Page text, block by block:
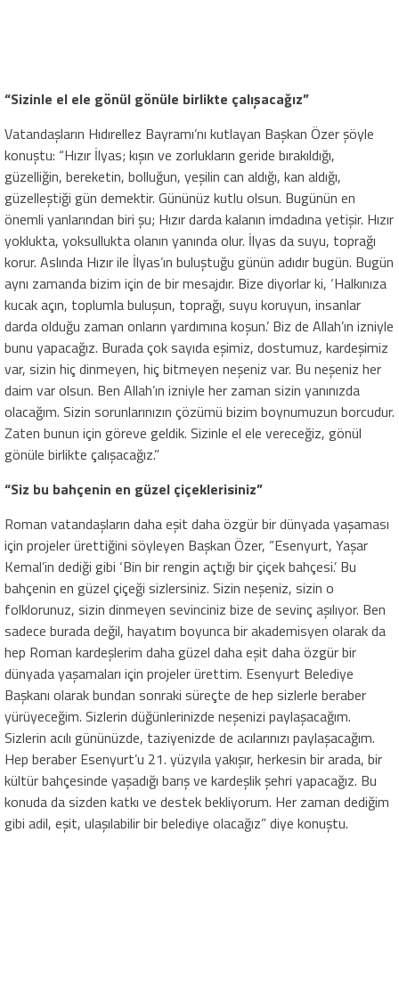
“Sizinle el ele gönül gönüle birlikte çalışacağız”
Vatandaşların Hıdırellez Bayramı’nı kutlayan Başkan Özer şöyle
konuştu: “Hızır İlyas; kışın ve zorlukların geride bırakıldığı,
güzelliğin, bereketin, bolluğun, yeşilin can aldığı, kan aldığı,
güzelleştiği gün demektir. Gününüz kutlu olsun. Bugünün en
önemli yanlarından biri şu; Hızır darda kalanın imdadına yetişir. Hızır
yoklukta, yoksullukta olanın yanında olur. İlyas da suyu, toprağı
korur. Aslında Hızır ile İlyas’ın buluştuğu günün adıdır bugün. Bugün
aynı zamanda bizim için de bir mesajdır. Bize diyorlar ki, ‘Halkınıza
kucak açın, toplumla buluşun, toprağı, suyu koruyun, insanlar
darda olduğu zaman onların yardımına koşun.’ Biz de Allah’ın izniyle
bunu yapacağız. Burada çok sayıda eşimiz, dostumuz, kardeşimiz
var, sizin hiç dinmeyen, hiç bitmeyen neşeniz var. Bu neşeniz her
daim var olsun. Ben Allah’ın izniyle her zaman sizin yanınızda
olacağım. Sizin sorunlarınızın çözümü bizim boynumuzun borcudur.
Zaten bunun için göreve geldik. Sizinle el ele vereceğiz, gönül
gönüle birlikte çalışacağız.”
“Siz bu bahçenin en güzel çiçeklerisiniz”
Roman vatandaşların daha eşit daha özgür bir dünyada yaşaması
için projeler ürettiğini söyleyen Başkan Özer, “Esenyurt, Yaşar
Kemal’in dediği gibi ‘Bin bir rengin açtığı bir çiçek bahçesi.’ Bu
bahçenin en güzel çiçeği sizlersiniz. Sizin neşeniz, sizin o
folklorunuz, sizin dinmeyen sevinciniz bize de sevinç aşılıyor. Ben
sadece burada değil, hayatım boyunca bir akademisyen olarak da
hep Roman kardeşlerim daha güzel daha eşit daha özgür bir
dünyada yaşamaları için projeler ürettim. Esenyurt Belediye
Başkanı olarak bundan sonraki süreçte de hep sizlerle beraber
yürüyeceğim. Sizlerin düğünlerinizde neşenizi paylaşacağım.
Sizlerin acılı gününüzde, taziyenizde de acılarınızı paylaşacağım.
Hep beraber Esenyurt’u 21. yüzyıla yakışır, herkesin bir arada, bir
kültür bahçesinde yaşadığı barış ve kardeşlik şehri yapacağız. Bu
konuda da sizden katkı ve destek bekliyorum. Her zaman dediğim
gibi adil, eşit, ulaşılabilir bir belediye olacağız” diye konuştu.